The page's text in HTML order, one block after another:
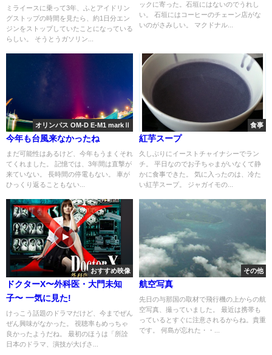
ミライースに乗って3年、ふとアイドリン
グストップの時間を見たら、約1日分エン
ジンをストップしていたことになっている
らしい。 そうとうガソリン...
ックに寄った。石垣にはないのでうれし
い。 石垣にはコーヒーのチェーン店がな
いのがさみしい。 マクドナル...
オリンパス OM-D E-M1 markⅡ
今年も台風来なかったね
まだ可能性はあるけど、今年もうまくそれ
てくれました。 記憶では、3年間は直撃が
来ていない。 長時間の停電もない。 車が
ひっくり返ることもない...
食事
紅芋スープ
久しぶりにイーストチャイナシーでラン
チ。 平日なのでお子ちゃまがいなくて静
かに食事できた。 気に入ったのは、冷た
い紅芋スープ。 ジャガイモの...
おすすめ映像
ドクターX〜外科医・大門未知
子〜 一気に見た!
けっこう話題のドラマだけど、今までぜん
ぜん興味がなかった。 視聴率もめっちゃ
良かったようだね。 最初のほうは「所詮
日本のドラマ、演技が大げさ...
その他
航空写真
先日の与那国の取材で飛行機の上からの航
空写真、撮っていました。 最近は携帯も
っているとすぐに注意されるからね。貴重
です。 何島が忘れた・・...